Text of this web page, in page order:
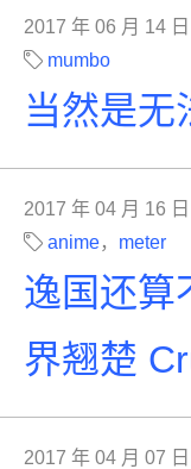
2017 年 06 月 14
mumbo
当然是无
2017 年 04 月 16
anime， meter
逸国还算
界翘楚
2017 年 04 月 07